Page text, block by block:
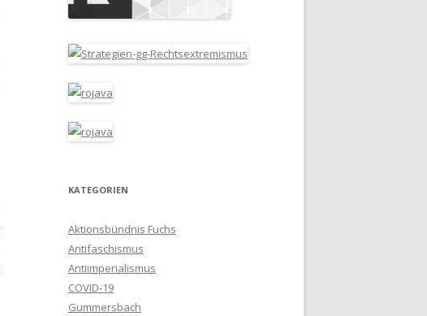
KATEGORIEN
Aktionsbündnis Fuchs
Antifaschismus
Antiimperialismus
COVID-19
Gummersbach